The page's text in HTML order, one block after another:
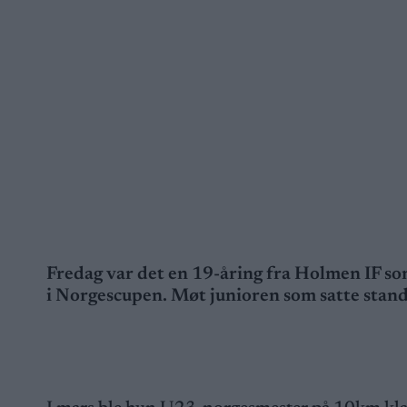
Fredag var det en 19-åring fra Holmen IF
i Norgescupen. Møt junioren som satte